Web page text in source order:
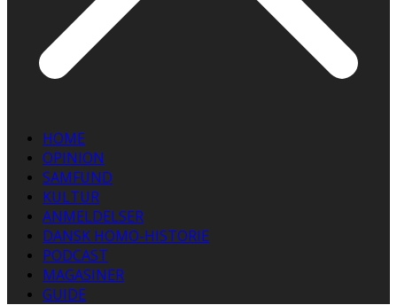
HOME
OPINION
SAMFUND
KULTUR
ANMELDELSER
DANSK HOMO-HISTORIE
PODCAST
MAGASINER
GUIDE